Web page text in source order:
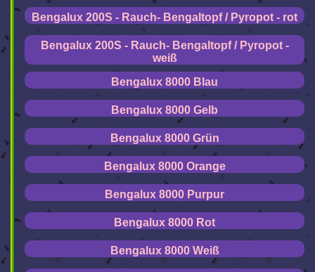
Bengalux 200S - Rauch- Bengaltopf / Pyropot - rot
Bengalux 200S - Rauch- Bengaltopf / Pyropot -
weiß
Bengalux 8000 Blau
Bengalux 8000 Gelb
Bengalux 8000 Grün
Bengalux 8000 Orange
Bengalux 8000 Purpur
Bengalux 8000 Rot
Bengalux 8000 Weiß